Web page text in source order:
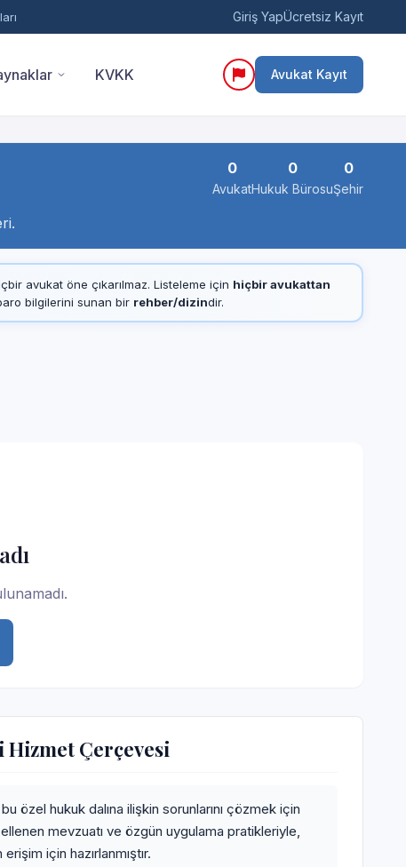
Giriş YapÜcretsiz Kayıt
KVKK Avukat Kayıt
0
Avukat
0
Hukuk Bürosu
0
Şehir
avukat öne çıkarılmaz. Listeleme için hiçbir avukattan
bilgilerini sunan bir rehber/dizindir.
Hizmet Çerçevesi
özel hukuk dalına ilişkin sorunlarını çözmek için
mevzuatı ve özgün uygulama pratikleriyle,
için hazırlanmıştır.